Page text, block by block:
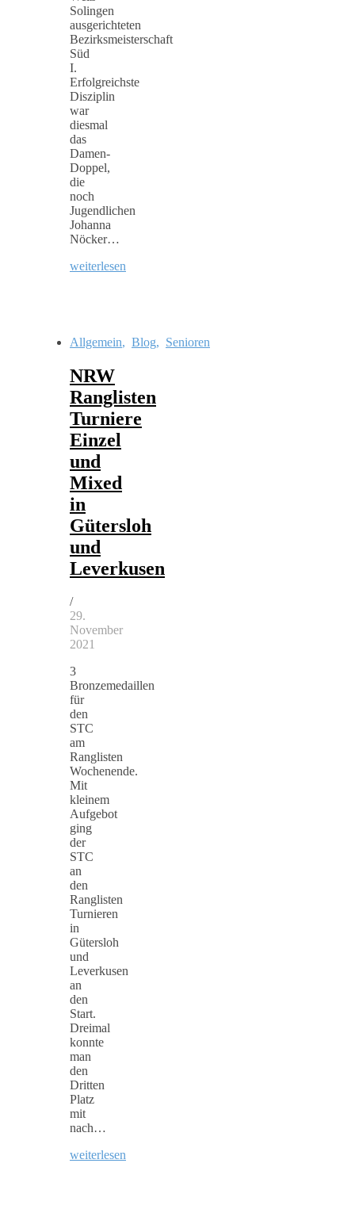
Solingen
ausgerichteten
Bezirksmeisterschaft
Süd
I.
Erfolgreichste
Disziplin
war
diesmal
das
Damen-
Doppel,
die
noch
Jugendlichen
Johanna
Nöcker…
weiterlesen
Allgemein, Blog, Senioren
NRW
Ranglisten
Turniere
Einzel
und
Mixed
in
Gütersloh
und
Leverkusen
/
29.
November
2021
3
Bronzemedaillen
für
den
STC
am
Ranglisten
Wochenende.
Mit
kleinem
Aufgebot
ging
der
STC
an
den
Ranglisten
Turnieren
in
Gütersloh
und
Leverkusen
an
den
Start.
Dreimal
konnte
man
den
Dritten
Platz
mit
nach…
weiterlesen